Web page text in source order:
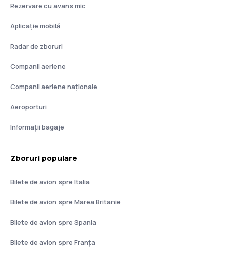
Rezervare cu avans mic
Aplicație mobilă
Radar de zboruri
Companii aeriene
Companii aeriene naţionale
Aeroporturi
Informații bagaje
Zboruri populare
Bilete de avion spre Italia
Bilete de avion spre Marea Britanie
Bilete de avion spre Spania
Bilete de avion spre Franţa